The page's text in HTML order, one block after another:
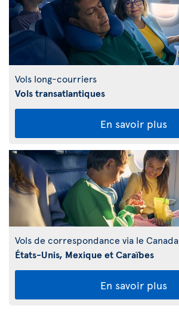
Vols long-courriers
Vols transatlantiques
En savoir plus
Vols de correspondance via le Canada
États-Unis, Mexique et Caraïbes
En savoir plus